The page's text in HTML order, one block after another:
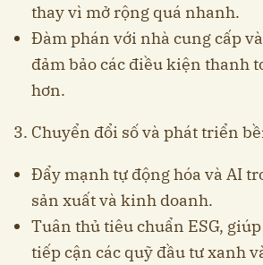
thay vì mở rộng quá nhanh.
Đàm phán với nhà cung cấp
đảm bảo các điều kiện thanh
hơn.
3. Chuyển đổi số và phát triển
Đẩy mạnh tự động hóa và AI
sản xuất và kinh doanh.
Tuân thủ tiêu chuẩn ESG,
tiếp cận các quỹ đầu tư xanh